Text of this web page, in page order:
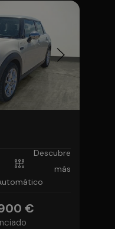
€
Descubre
más